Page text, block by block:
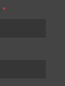
*